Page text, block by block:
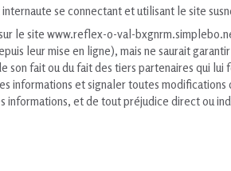
se connectant et utilisant le site
le site www.reflex-o-val-
leur mise en ligne), mais ne saurait
son fait ou du fait des tiers partenaires qui
informations et signaler toutes
informations, et de tout préjudice direct ou